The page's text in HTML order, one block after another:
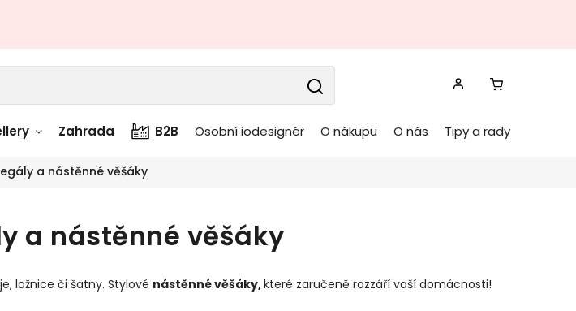
skladem
nábytek
skladem
Zahrada B2B Osobní iodesignér O nákupu O nás Tipy a rady
a nástěnné věšáky
a nástěnné věšáky
ložnice či šatny. Stylové nástěnné věšáky,které zaručeně rozzáří vaší domácnosti!